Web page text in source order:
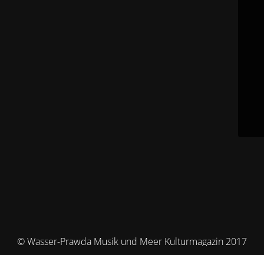
© Wasser-Prawda Musik und Meer Kulturmagazin 2017